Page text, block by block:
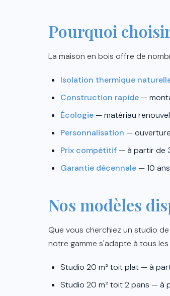
Pourquoi
La maison en bois offre de
Isolation thermique
Construction rapide—
Écologie— matériau
Personnalisation —
Prix compétitif— à partir de
Garantie décennale— 10
Nos modèles
Que vous cherchiez un studio
notre gamme s'adapte à tous
Studio 20 m² toit plat — à
Studio 20 m² toit 2 pans — à